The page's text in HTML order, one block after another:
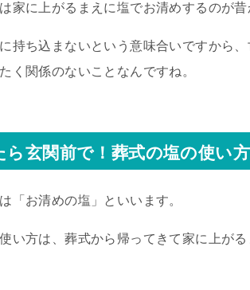
家に上がるまえに塩でお清めするのが昔
に持ち込まないという意味合いですから
く関係のないことなんですね。
ら玄関前で！葬式の塩の使い方
「お清めの塩」といいます。
い方は、葬式から帰ってきて家に上が